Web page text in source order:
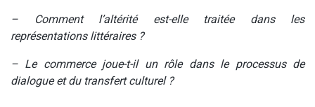
– Comment l’altérité est-elle traitée dans les
représentations littéraires ?
– Le commerce joue-t-il un rôle dans le processus de
dialogue et du transfert culturel ?